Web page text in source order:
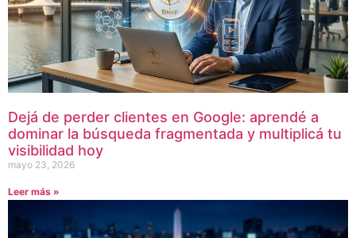
Dejá de perder clientes en Google: aprendé a
dominar la búsqueda fragmentada y multiplicá tu
visibilidad hoy
mayo 23, 2026
Leer más »